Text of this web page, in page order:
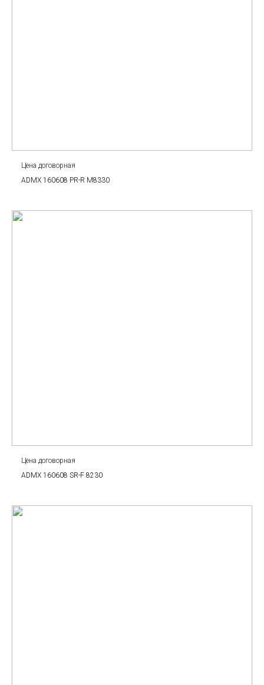
Цена договорная
ADMX 160608 PR-R M8330
Цена договорная
ADMX 160608 SR-F 8230